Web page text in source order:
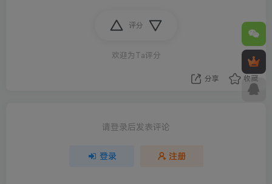
评分
欢迎为Ta评分
分享 收藏
请登录后发表评论
登录 注册